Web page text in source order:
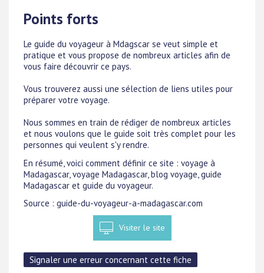
Points forts
Le guide du voyageur à Mdagscar se veut simple et
pratique et vous propose de nombreux articles afin de
vous faire découvrir ce pays.
Vous trouverez aussi une sélection de liens utiles pour
préparer votre voyage.
Nous sommes en train de rédiger de nombreux articles
et nous voulons que le guide soit très complet pour les
personnes qui veulent s'y rendre.
En résumé, voici comment définir ce site : voyage à
Madagascar, voyage Madagascar, blog voyage, guide
Madagascar et guide du voyageur.
Source : guide-du-voyageur-a-madagascar.com
Visiter le site